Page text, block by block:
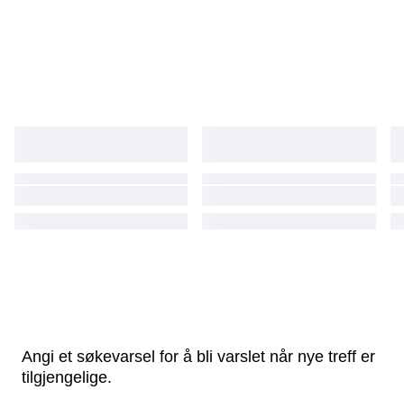
Angi et søkevarsel for å bli varslet når nye treff er
tilgjengelige.